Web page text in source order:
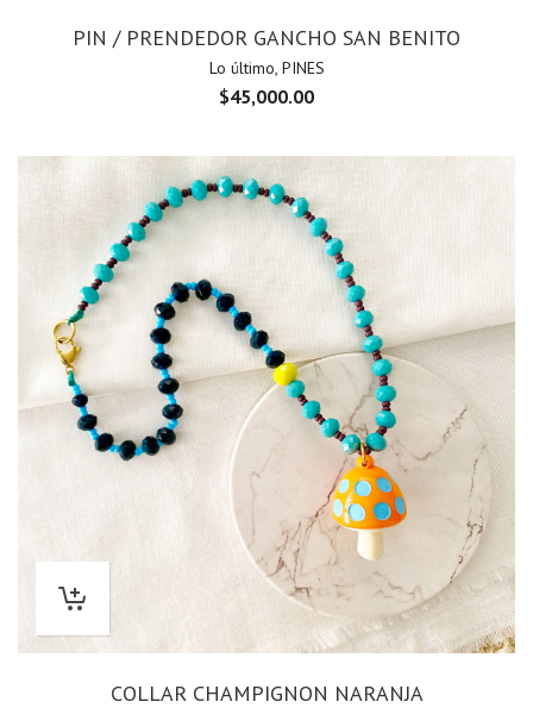
PIN / PRENDEDOR GANCHO SAN BENITO
Lo último, PINES
$45,000.00
COLLAR CHAMPIGNON NARANJA